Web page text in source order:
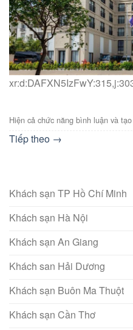
Hiện cả chức năng bình luận và
Tiếp theo →
Khách sạn TP Hồ Chí Minh
Khách sạn Hà Nội
Khách sạn An Giang
Khách san Hải Dương
Khách sạn Buôn Ma Thuột
Khách sạn Cần Thơ